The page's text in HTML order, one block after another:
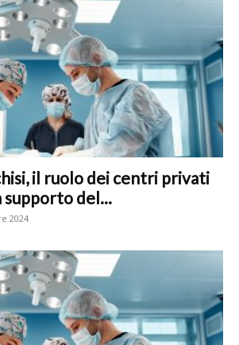
il ruolo dei centri privati
supporto del...
2024